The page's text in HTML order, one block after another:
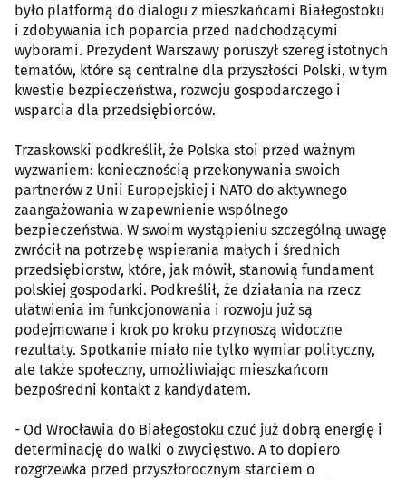
było platformą do dialogu z mieszkańcami Białegostoku
i zdobywania ich poparcia przed nadchodzącymi
wyborami. Prezydent Warszawy poruszył szereg istotnych
tematów, które są centralne dla przyszłości Polski, w tym
kwestie bezpieczeństwa, rozwoju gospodarczego i
wsparcia dla przedsiębiorców.
Trzaskowski podkreślił, że Polska stoi przed ważnym
wyzwaniem: koniecznością przekonywania swoich
partnerów z Unii Europejskiej i NATO do aktywnego
zaangażowania w zapewnienie wspólnego
bezpieczeństwa. W swoim wystąpieniu szczególną uwagę
zwrócił na potrzebę wspierania małych i średnich
przedsiębiorstw, które, jak mówił, stanowią fundament
polskiej gospodarki. Podkreślił, że działania na rzecz
ułatwienia im funkcjonowania i rozwoju już są
podejmowane i krok po kroku przynoszą widoczne
rezultaty. Spotkanie miało nie tylko wymiar polityczny,
ale także społeczny, umożliwiając mieszkańcom
bezpośredni kontakt z kandydatem.
- Od Wrocławia do Białegostoku czuć już dobrą energię i
determinację do walki o zwycięstwo. A to dopiero
rozgrzewka przed przyszłorocznym starciem o